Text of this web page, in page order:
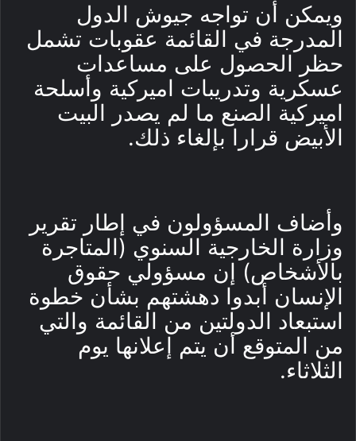
ويمكن أن تواجه جيوش الدول
المدرجة في القائمة عقوبات تشمل
حظر الحصول على مساعدات
عسكرية وتدريبات اميركية وأسلحة
اميركية الصنع ما لم يصدر البيت
الأبيض قرارا بإلغاء ذلك.
وأضاف المسؤولون في إطار تقرير
وزارة الخارجية السنوي (المتاجرة
بالأشخاص) إن مسؤولي حقوق
الإنسان أبدوا دهشتهم بشأن خطوة
استبعاد الدولتين من القائمة والتي
من المتوقع أن يتم إعلانها يوم
الثلاثاء.